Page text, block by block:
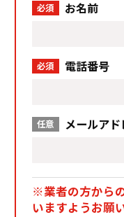
必須 お名前
必須 電話番号
任意 メールアド
※業者の方から
いますようお願